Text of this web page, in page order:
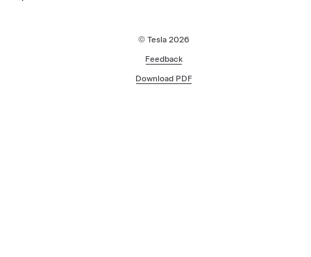
© Tesla 2026
Feedback
Download PDF